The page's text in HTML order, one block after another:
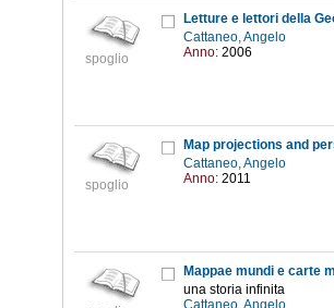
spoglio
Letture e lettori della
Cattaneo, Angelo
Anno: 2006
spoglio
Map projections and
Cattaneo, Angelo
Anno: 2011
Mappae mundi e carte
una storia infinita